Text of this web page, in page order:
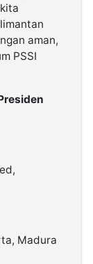
aman,
PSSI
Madura